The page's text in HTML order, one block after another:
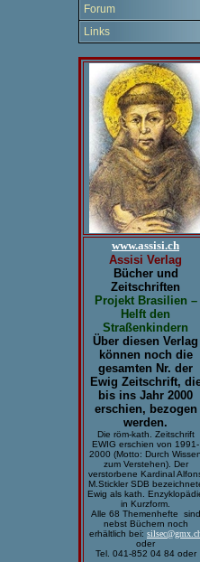
Forum
Links
www.assisi.ch
Assisi Verlag
Bücher und
Zeitschriften
Projekt Brasilien –
Helft den
Straßenkindern
Über diesen Verlag
können noch die
gesamten Nr. der
Ewig Zeitschrift,
bis ins Jahr 2000
erschien, bezogen
werden.
Die röm-kath. Zeitschrift
EWIG erschien von 1991-
2000 (Motto: Durch Wissen
zum Verstehen). Der
verstorbene Kardinal
M.Stickler SDB
Ewig als kath.
in Kurzform.
Alle 68 Themenhefte sind
nebst Büchern noch
erhältlich bei:
oder
Tel. 041-852 04 84 oder